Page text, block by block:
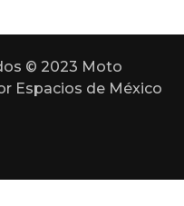
© 2023 Moto
Espacios de México